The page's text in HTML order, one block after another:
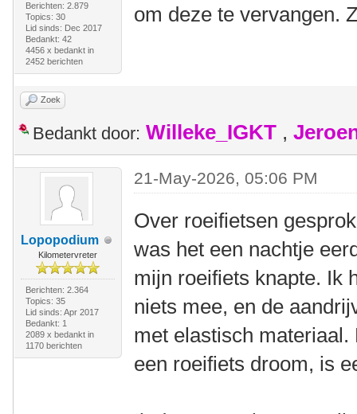
Berichten: 2.879
Topics: 30
Lid sinds: Dec 2017
Bedankt: 42
4456 x bedankt in
2452 berichten
om deze te vervangen.
Zoek
Bedankt door: Willeke_IGKT ,
Lopopodium
Kilometervreter
Berichten: 2.364
Topics: 35
Lid sinds: Apr 2017
Bedankt: 1
2089 x bedankt in
1170 berichten
21-May-2026, 05:06 PM
Over roeifietsen
was het een nachtje
mijn roeifiets knapte. Ik
niets mee, en de
met elastisch
een roeifiets droom, is